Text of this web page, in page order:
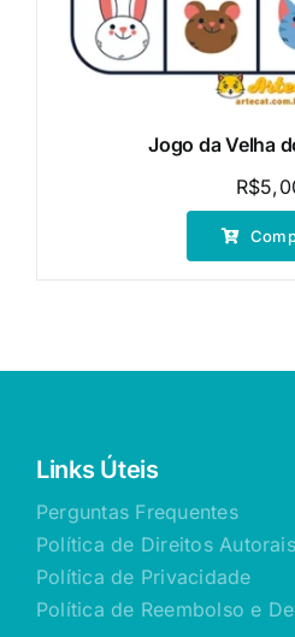
Jogo da Velha
R$
Links Úteis
Perguntas Frequentes
Política de Direitos Autorais
Política de Privacidade
Política de Reembolso e